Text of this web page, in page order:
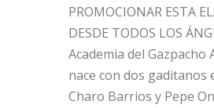
PROMOCIONAR ESTA
DESDE TODOS LOS
Academia del Gazpacho
nace con dos gaditanos
Charo Barrios y Pepe